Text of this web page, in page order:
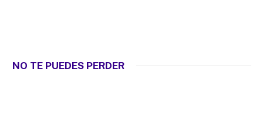
NO TE PUEDES PERDER